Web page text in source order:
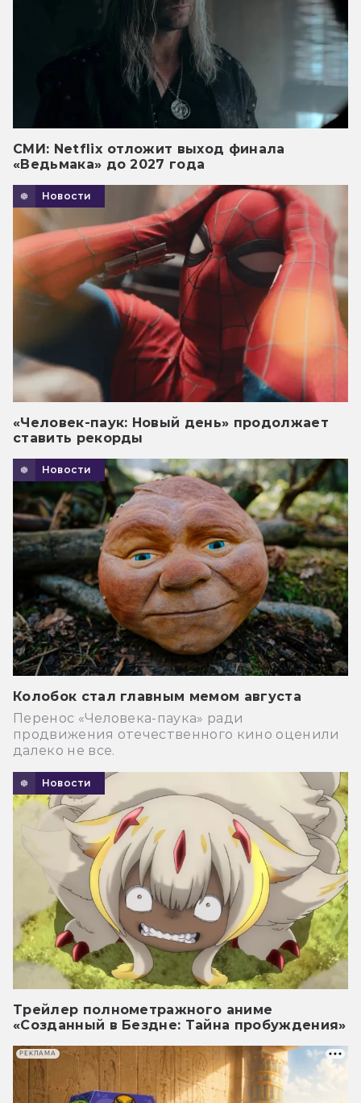
СМИ: Netflix отложит выход финала
«Ведьмака» до 2027 года
Новости
«Человек-паук: Новый день» продолжает
ставить рекорды
Новости
Колобок стал главным мемом августа
Перенос «Человека-паука» ради
продвижения отечественного кино оценили
далеко не все.
Новости
Трейлер полнометражного аниме
«Созданный в Бездне: Тайна пробуждения»
РЕКЛАМА